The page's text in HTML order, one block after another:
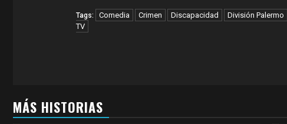
Tags: Comedia Crimen Discapacidad División Palermo
TV
MÁS HISTORIAS